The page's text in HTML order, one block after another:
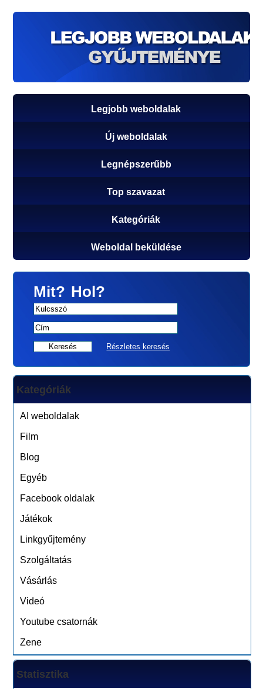
Legjobb weboldalak
Új weboldalak
Legnépszerűbb
Top szavazat
Kategóriák
Weboldal beküldése
Mit? Hol?
Részletes keresés
Kategóriák
AI weboldalak
Film
Blog
Egyéb
Facebook oldalak
Játékok
Linkgyűjtemény
Szolgáltatás
Vásárlás
Videó
Youtube csatornák
Zene
Statisztika